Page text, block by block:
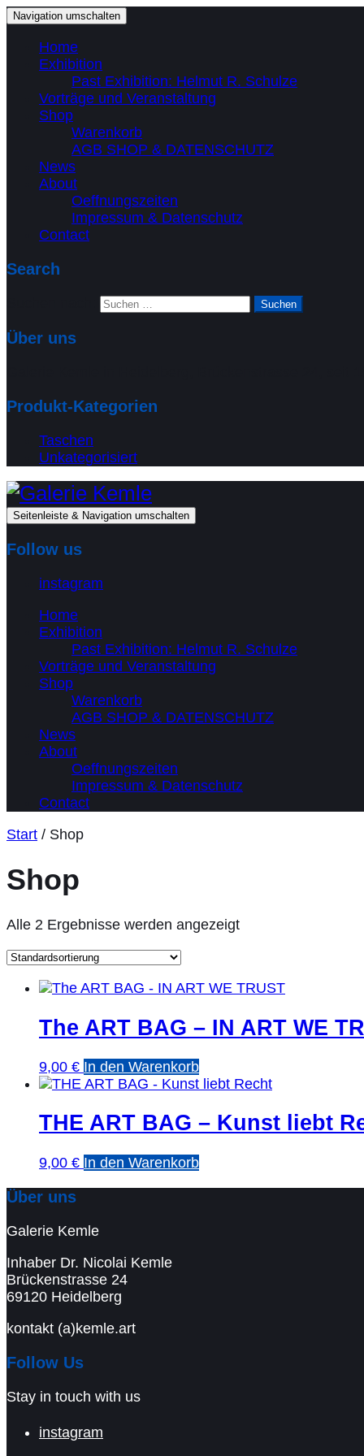
Navigation umschalten
Home
Exhibition
Past Exhibition: Helmut R. Schulze
Vorträge und Veranstaltung
Shop
Warenkorb
AGB SHOP & DATENSCHUTZ
News
About
Oeffnungszeiten
Impressum & Datenschutz
Contact
Search
Über uns
Produkt-Kategorien
Taschen
Unkategorisiert
Seitenleiste & Navigation umschalten
Follow us
instagram
Home
Exhibition
Past Exhibition: Helmut R. Schulze
Vorträge und Veranstaltung
Shop
Warenkorb
AGB SHOP & DATENSCHUTZ
News
About
Oeffnungszeiten
Impressum & Datenschutz
Contact
Start / Shop
Shop
Alle 2 Ergebnisse werden angezeigt
The ART BAG – IN ART WE
9,00 € In den Warenkorb
THE ART BAG – Kunst liebt
9,00 € In den Warenkorb
Über uns
Galerie Kemle
Inhaber Dr. Nicolai Kemle
Brückenstrasse 24
69120 Heidelberg
kontakt (a)kemle.art
Follow Us
Stay in touch with us
instagram